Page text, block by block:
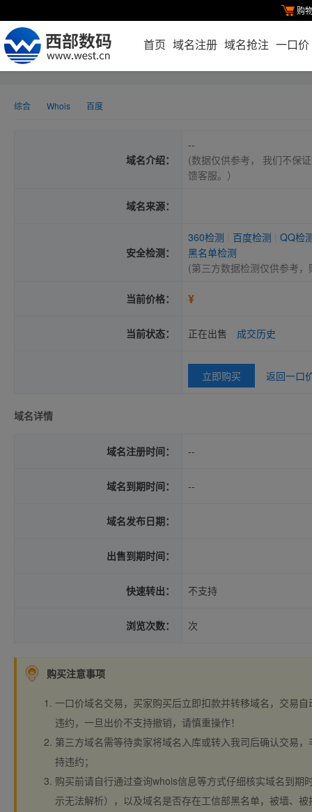
购
首页 域名注册 域名抢注 一口价
综合 Whois 百度
域名介绍：
--
(数据仅供参考， 我们不保
馈客服。）
域名来源：
安全检测：
360检测 百度检测
QQ检
黑名单检测
(第三方数据检测仅供参考
当前价格： ¥
当前状态： 正在出售 成交历史
立即购买 返回一口
域名详情
域名注册时间： --
域名到期时间： --
域名发布日期：
出售到期时间：
快速转出： 不支持
浏览次数： 次
购买注意事项
一口价域名交易，买家购买后立即扣款并转移域名，交易
违约，一旦出价不支持撤销，请慎重操作！
第三方域名需等待卖家将域名入库或转入我司后确认交易
持违约；
购买前请自行通过查询whois信息等方式仔细核实域名到期
示无法解析），以及域名是否存在工信部黑名单，被墙、